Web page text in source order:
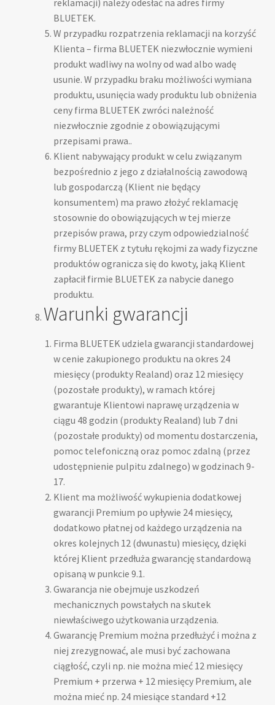
BLUETEK.
W przypadku rozpatrzenia reklamacji na korzyść
Klienta – firma BLUETEK niezwłocznie wymieni
produkt wadliwy na wolny od wad albo wadę
usunie. W przypadku braku możliwości wymiana
produktu, usunięcia wady produktu lub obniżenia
ceny firma BLUETEK zwróci należność
niezwłocznie zgodnie z obowiązującymi
przepisami prawa..
Klient nabywający produkt w celu związanym
bezpośrednio z jego z działalnością zawodową
lub gospodarczą (Klient nie będący
konsumentem) ma prawo złożyć reklamację
stosownie do obowiązujących w tej mierze
przepisów prawa, przy czym odpowiedzialność
firmy BLUETEK z tytułu rękojmi za wady fizyczne
produktów ogranicza się do kwoty, jaką Klient
zapłacił firmie BLUETEK za nabycie danego
produktu.
Warunki gwarancji
Firma BLUETEK udziela gwarancji standardowej
w cenie zakupionego produktu na okres 24
miesięcy (produkty Realand) oraz 12 miesięcy
(pozostałe produkty), w ramach której
gwarantuje Klientowi naprawę urządzenia w
ciągu 48 godzin (produkty Realand) lub 7 dni
(pozostałe produkty) od momentu dostarczenia,
pomoc telefoniczną oraz pomoc zdalną (przez
udostępnienie pulpitu zdalnego) w godzinach 9-
17.
Klient ma możliwość wykupienia dodatkowej
gwarancji Premium po upływie 24 miesięcy,
dodatkowo płatnej od każdego urządzenia na
okres kolejnych 12 (dwunastu) miesięcy, dzięki
której Klient przedłuża gwarancję standardową
opisaną w punkcie 9.1.
Gwarancja nie obejmuje uszkodzeń
mechanicznych powstałych na skutek
niewłaściwego użytkowania urządzenia.
Gwarancję Premium można przedłużyć i można z
niej zrezygnować, ale musi być zachowana
ciągłość, czyli np. nie można mieć 12 miesięcy
Premium + przerwa + 12 miesięcy Premium, ale
można mieć np. 24 miesiące standard +12